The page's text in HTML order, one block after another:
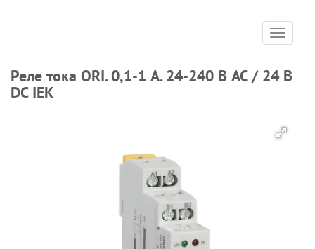
Toggle
Реле тока ORI. 0,1-1 А. 24-240 В AC / 24 В
DC IEK